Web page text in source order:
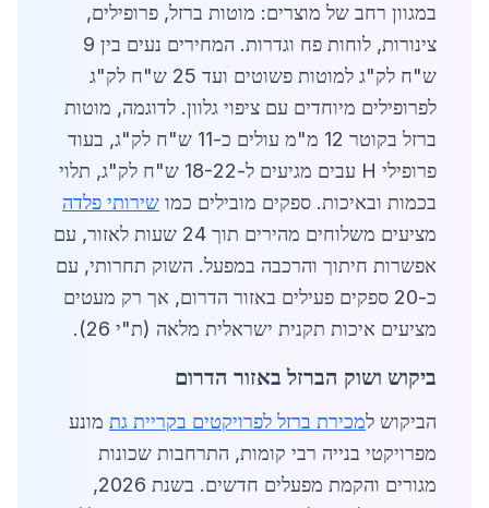
במגוון רחב של מוצרים: מוטות ברזל, פרופילים,
צינורות, לוחות פח וגדרות. המחירים נעים בין 9
ש"ח לק"ג למוטות פשוטים ועד 25 ש"ח לק"ג
לפרופילים מיוחדים עם ציפוי גלוון. לדוגמה, מוטות
ברזל בקוטר 12 מ"מ עולים כ-11 ש"ח לק"ג, בעוד
פרופילי H עבים מגיעים ל-18-22 ש"ח לק"ג, תלוי
בכמות ובאיכות. ספקים מובילים כמו שירותי פלדה
מציעים משלוחים מהירים תוך 24 שעות לאזור, עם
אפשרות חיתוך והרכבה במפעל. השוק תחרותי, עם
כ-20 ספקים פעילים באזור הדרום, אך רק מעטים
מציעים איכות תקנית ישראלית מלאה (ת"י 26).
ביקוש ושוק הברזל באזור הדרום
הביקוש למכירת ברזל לפרויקטים בקריית גת מונע
מפרויקטי בנייה רבי קומות, התרחבות שכונות
מגורים והקמת מפעלים חדשים. בשנת 2026,